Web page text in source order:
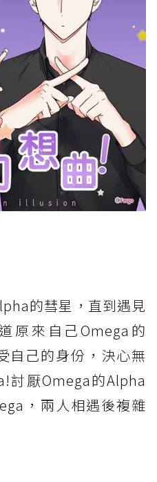
的彗星，直到遇見
原來自己Omega的
自己的身份，決心無
討厭Omega的Alpha
，兩人相遇後複雜